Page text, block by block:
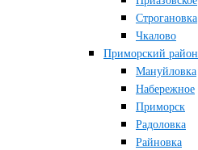
Строгановка
Чкалово
Приморский район
Мануйловка
Набережное
Приморск
Радоловка
Райновка